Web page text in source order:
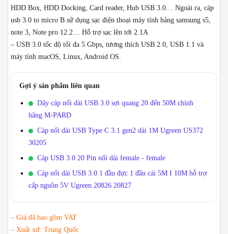
HDD Box, HDD Docking, Card reader, Hub USB 3.0… Ngoài ra, cáp
usb 3.0 to micro B sử dụng sạc điện thoại máy tính bảng samsung s5,
note 3, Note pro 12.2… Hỗ trợ sạc lên tới 2.1A
– USB 3.0 tốc độ tối đa 5 Gbps, tương thích USB 2.0, USB 1.1 và
máy tính macOS, Linux, Android OS.
Gợi ý sản phẩm liên quan
Dây cáp nối dài USB 3.0 sợi quang 20 đến 50M chính
hãng M-PARD
Cáp nối dài USB Type C 3.1 gen2 dài 1M Ugreen US372
30205
Cáp USB 3.0 20 Pin nối dài female - female
Cáp nối dài USB 3.0 1 đầu đực 1 đầu cái 5M I 10M hỗ trợ
cấp nguồn 5V Ugreen 20826 20827
– Giá đã bao gồm VAT
– Xuất xứ: Trung Quốc